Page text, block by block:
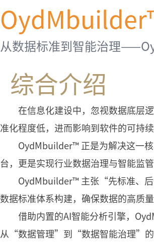
从数据标准到智能治理
综合介绍
在信息化建设中，忽视数据底层逻
准化程度低，进而影响到软件的可持
OydMbuilder™ 正是为解决这一核
台，更是实现行业数据治理与智能监管
OydMbuilder™ 主张“先标准、后
数据标准体系构建，确保数据的高质
借助内置的AI智能分析引擎，
从“数据管理”到“数据智能治理”的